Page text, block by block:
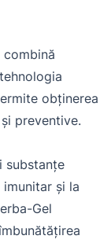
combină
obținerea
preventive.
substanțe
și la
Gel